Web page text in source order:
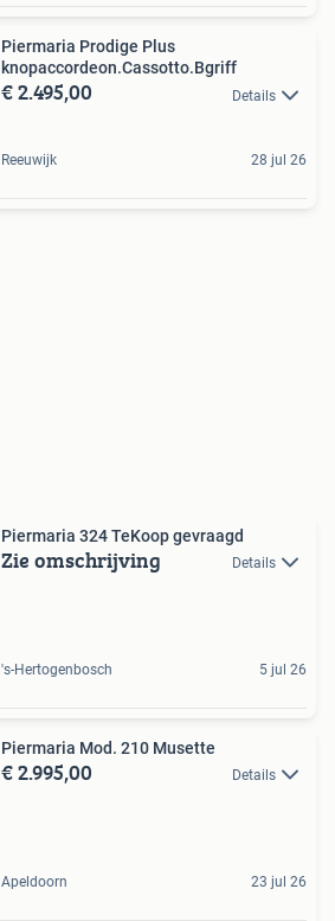
Piermaria Prodige Plus
knopaccordeon.Cassotto.Bgriff
€ 2.495,00 Details
Reeuwijk 28 jul 26
Piermaria 324 TeKoop gevraagd
Zie omschrijving Details
's-Hertogenbosch 5 jul 26
Piermaria Mod. 210 Musette
€ 2.995,00 Details
Apeldoorn 23 jul 26